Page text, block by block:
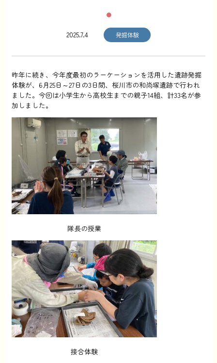
2025.7.4 発掘体験
昨年に続き、今年度最初のラーケーションを活用した遺跡発掘
体験が、6月25日～27日の3日間、桜川市の和尚塚遺跡で行われ
ました。今回は小学生から高校生までの親子14組、計33名が参
加しました。
隊長の授業
接合体験